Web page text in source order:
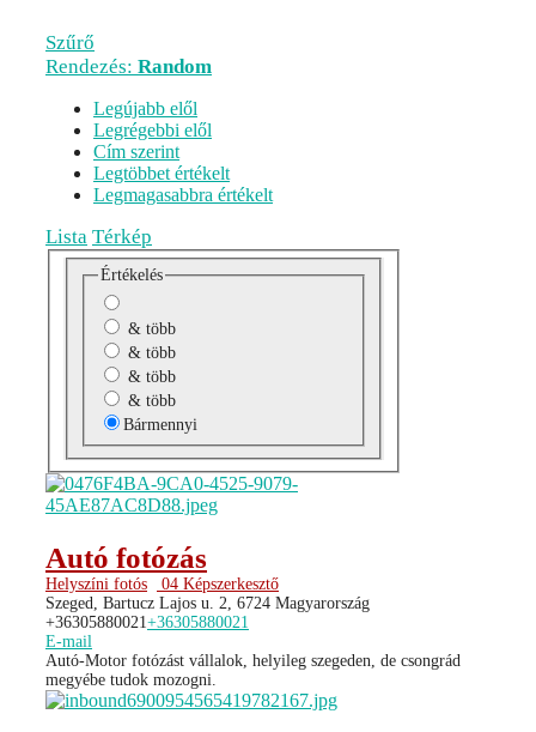
Szűrő
Rendezés: Random
Legújabb elől
Legrégebbi elől
Cím szerint
Legtöbbet értékelt
Legmagasabbra értékelt
Lista Térkép
Értékelés
& több
& több
& több
& több
Bármennyi
Autó fotózás
Helyszíni fotós
04 Képszerkesztő
Szeged, Bartucz Lajos u. 2, 6724 Magyarország
+36305880021 +36305880021
E-mail
Autó-Motor fotózást vállalok, helyileg szegeden, de csongrád
megyébe tudok mozogni.